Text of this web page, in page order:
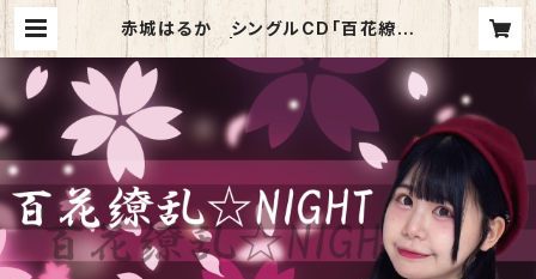
赤城はるか シングルCD「百花繚乱
☆NIGHT」 | JFP Online Shop